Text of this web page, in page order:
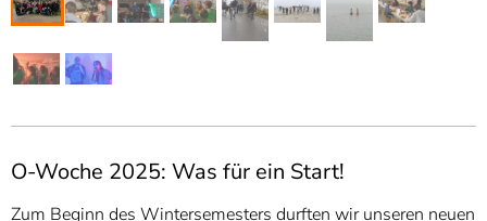
O-Woche 2025: Was für ein Start!
Zum Beginn des Wintersemesters durften wir unseren neuen